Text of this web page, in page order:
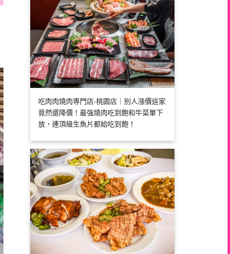
吃肉肉燒肉専門店-桃園店｜別人漲價這家
竟然還降價！最強燒肉吃到飽和牛菜單下
放，連頂級生魚片都給吃到飽！